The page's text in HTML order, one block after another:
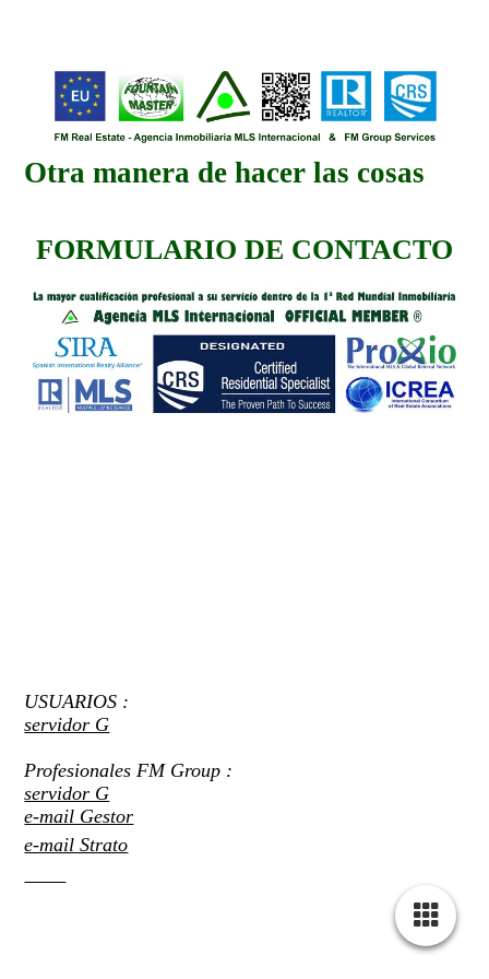
Otra manera de hacer las cosas
FORMULARIO DE CONTACTO
USUARIOS :
servidor G
Profesionales FM Group :
servidor G
e-mail Gestor
e-mail Strato